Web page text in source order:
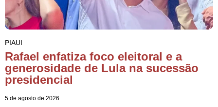
PIAUI
Rafael enfatiza foco eleitoral e a
generosidade de Lula na sucessão
presidencial
5 de agosto de 2026